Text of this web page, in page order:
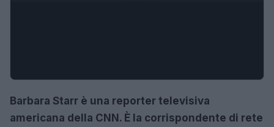
Barbara Starr è una reporter televisiva
americana della CNN. È la corrispondente di rete